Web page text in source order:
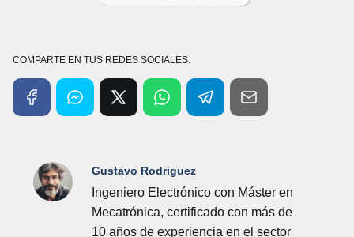
COMPARTE EN TUS REDES SOCIALES:
Gustavo Rodriguez
Ingeniero Electrónico con Máster en
Mecatrónica, certificado con más de
10 años de experiencia en el sector